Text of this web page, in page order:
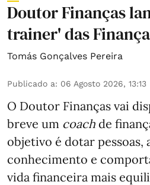
Doutor Finanças
trainer' das
Tomás Gonçalves Pereira
Publicado a: 06 Agosto 2026, 13:13
O Doutor Finanças vai
breve um coach de
objetivo é dotar pessoas,
conhecimento e
vida financeira mais